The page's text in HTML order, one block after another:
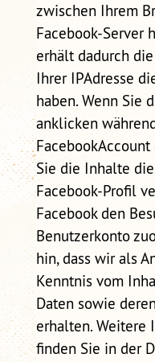
zwischen Ihrem
Facebook-Server
erhält dadurch
Ihrer IPAdresse
haben. Wenn Sie
anklicken
Sie die Inhalte
Facebook-Profil
Facebook den
Benutzerkonto
hin, dass wir als
Kenntnis vom
Daten sowie
erhalten. Weitere
finden Sie in der